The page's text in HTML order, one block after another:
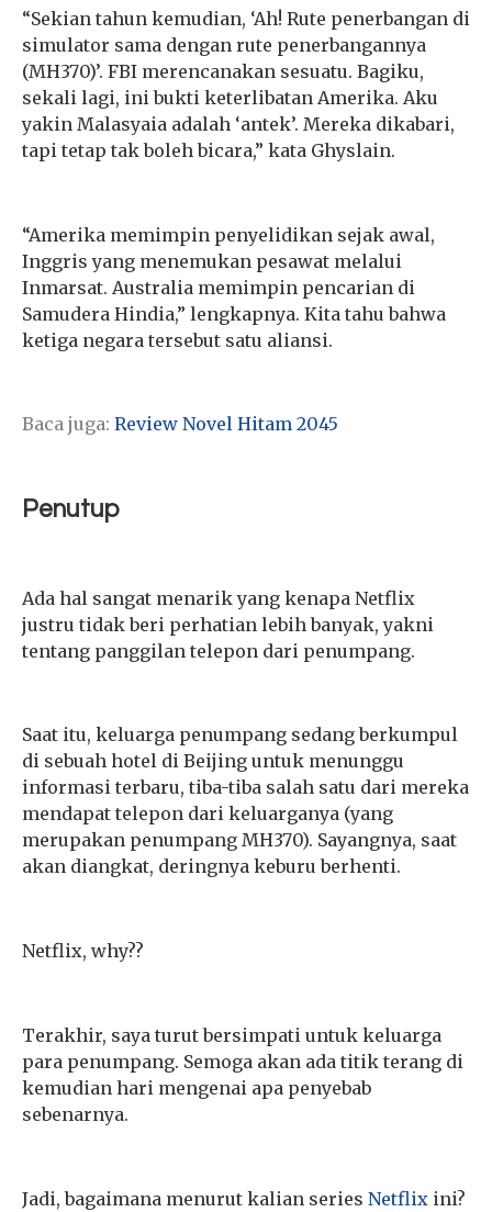
“Sekian tahun kemudian, ‘Ah! Rute penerbangan di
simulator sama dengan rute penerbangannya
(MH370)’. FBI merencanakan sesuatu. Bagiku,
sekali lagi, ini bukti keterlibatan Amerika. Aku
yakin Malasyaia adalah ‘antek’. Mereka dikabari,
tapi tetap tak boleh bicara,” kata Ghyslain.
“Amerika memimpin penyelidikan sejak awal,
Inggris yang menemukan pesawat melalui
Inmarsat. Australia memimpin pencarian di
Samudera Hindia,” lengkapnya. Kita tahu bahwa
ketiga negara tersebut satu aliansi.
Baca juga: Review Novel Hitam 2045
Penutup
Ada hal sangat menarik yang kenapa Netflix
justru tidak beri perhatian lebih banyak, yakni
tentang panggilan telepon dari penumpang.
Saat itu, keluarga penumpang sedang berkumpul
di sebuah hotel di Beijing untuk menunggu
informasi terbaru, tiba-tiba salah satu dari mereka
mendapat telepon dari keluarganya (yang
merupakan penumpang MH370). Sayangnya, saat
akan diangkat, deringnya keburu berhenti.
Netflix, why??
Terakhir, saya turut bersimpati untuk keluarga
para penumpang. Semoga akan ada titik terang di
kemudian hari mengenai apa penyebab
sebenarnya.
Jadi, bagaimana menurut kalian series Netflix ini?